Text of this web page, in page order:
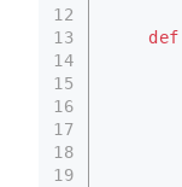
12
13
14
15
16
17
18
19
def